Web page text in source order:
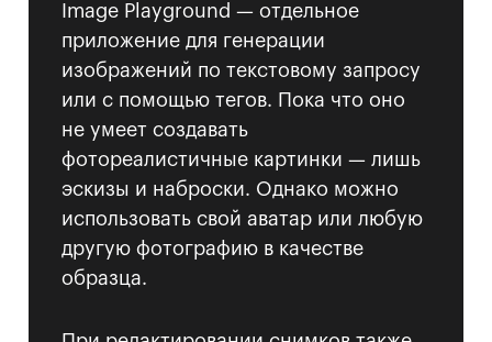
Image Playground — отдельное
приложение для генерации
изображений по текстовому запросу
или с помощью тегов. Пока что оно
не умеет создавать
фотореалистичные картинки — лишь
эскизы и наброски. Однако можно
использовать свой аватар или любую
другую фотографию в качестве
образца.